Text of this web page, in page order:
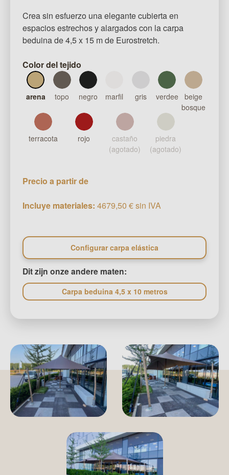
Crea sin esfuerzo una elegante cubierta en
espacios estrechos y alargados con la carpa
beduina de 4,5 x 15 m de Eurostretch.
Color del tejido
arena topo negro marfil gris verdee
beige
bosque
terracota rojo
castaño
(agotado)
piedra
(agotado)
Precio a partir de
Incluye materiales: 4679,50 € sin IVA
Configurar carpa elástica
Dit zijn onze andere maten:
Carpa beduina 4,5 x 10 metros